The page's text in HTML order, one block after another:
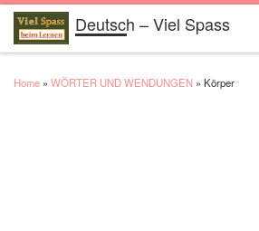
Skip to contentDeutsch – Viel Spass
Home » WÖRTER UND WENDUNGEN » Körper